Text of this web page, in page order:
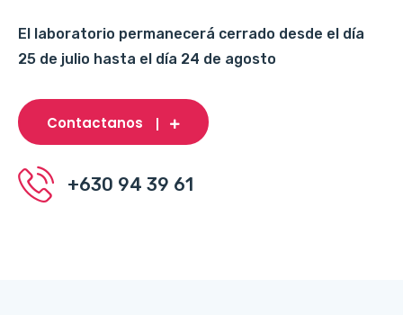
El laboratorio permanecerá cerrado desde el día
25 de julio hasta el día 24 de agosto
Contactanos
+630 94 39 61